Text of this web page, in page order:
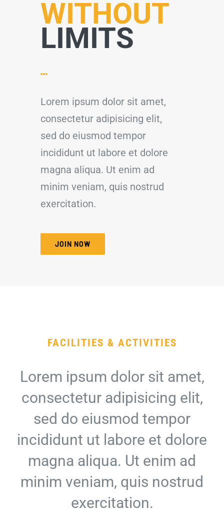
WITHOUT
LIMITS
Lorem ipsum dolor sit amet,
consectetur adipisicing elit,
sed do eiusmod tempor
incididunt ut labore et dolore
magna aliqua. Ut enim ad
minim veniam, quis nostrud
exercitation.
JOIN NOW
FACILITIES & ACTIVITIES
Lorem ipsum dolor sit amet,
consectetur adipisicing elit,
sed do eiusmod tempor
incididunt ut labore et dolore
magna aliqua. Ut enim ad
minim veniam, quis nostrud
exercitation.